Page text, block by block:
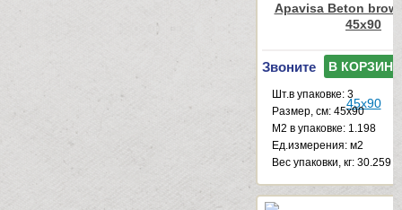
Apavisa Beton
45x90
Звоните В КОРЗИНУ
Шт.в упаковке: 3
Размер, см: 45x90
М2 в упаковке: 1.198
Ед.измерения: м2
Веc упаковки, кг: 30.259